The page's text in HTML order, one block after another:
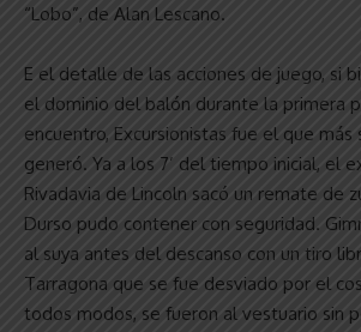
“Lobo”, de Alan Lescano.
E el detalle de las acciones de juego, si
el dominio del balón durante la primera
encuentro, Excursionistas fue el que más
generó. Ya a los 7’ del tiempo inicial, el
Rivadavia de Lincoln sacó un remate de
Durso pudo contener con seguridad.
al suya antes del descanso con un tiro
Tarragona que se fue desviado por el
todos modos, se fueron al vestuario sin